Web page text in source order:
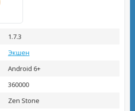
1.7.3
Экшен
Android 6+
360000
Zen Stone